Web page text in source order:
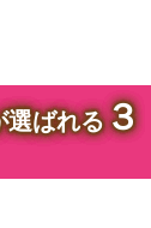
選ばれる３